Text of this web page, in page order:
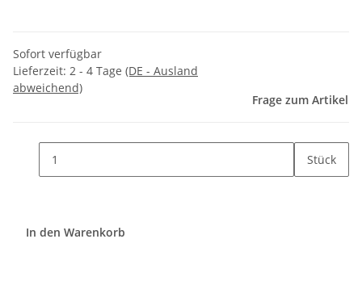
Sofort verfügbar
Lieferzeit: 2 - 4 Tage (DE - Ausland
abweichend)
Frage zum Artikel
Stück
In den Warenkorb